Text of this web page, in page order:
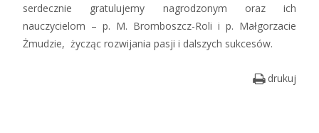
serdecznie gratulujemy nagrodzonym oraz ich
nauczycielom – p. M. Bromboszcz-Roli i p. Małgorzacie
Żmudzie, życząc rozwijania pasji i dalszych sukcesów.
drukuj